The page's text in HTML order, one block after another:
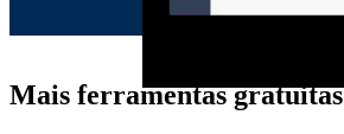
Mais ferramentas gratuitas